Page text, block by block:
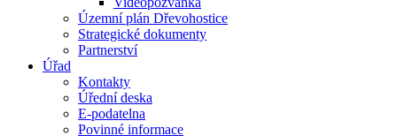
Územní plán Dřevohostice
Strategické dokumenty
Partnerství
Úřad
Kontakty
Úřední deska
E-podatelna
Povinné informace